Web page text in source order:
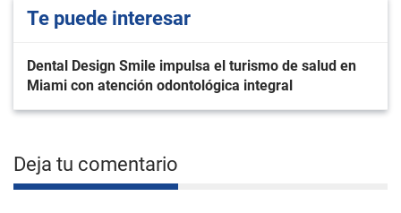
Te puede interesar
Dental Design Smile impulsa el turismo de salud en
Miami con atención odontológica integral
Deja tu comentario